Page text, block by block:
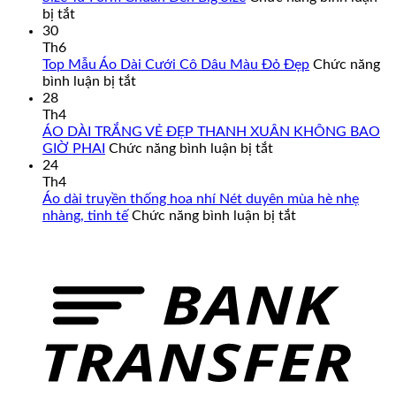
bị tắtở
Cách
Tân
Cấp
–
Mẫu
Mã,
Chuẩn
Đến
Size
30
Th6
Top Mẫu Áo Dài Cưới Cô Dâu Màu Đỏ Đẹp Chức năng
bình luận bị tắtở
Áo
Dài
Dâu
Màu
28
Th4
ÁO DÀI TRẮNG VẺ ĐẸP THANH XUÂN KHÔNG BAO
GIỜ PHAI Chức năng bình luận bị tắtở
TRẮNG
VẺ
BAO
GIỜ
24
Th4
Áo dài truyền thống hoa nhí Nét duyên mùa hè nhẹ
nhàng, tinh tế Chức năng bình luận bị tắtở
hoa
nhí
duyên
mùa
hè